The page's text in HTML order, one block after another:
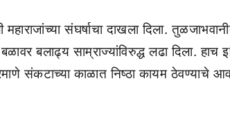
संघर्षाचा दाखला दिला.
बलाढ्य साम्राज्यांविरुद्ध लढा दिला. हाच
संकटाच्या काळात निष्ठा कायम ठेवण्याचे